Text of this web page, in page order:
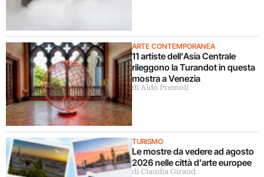
ARTE CONTEMPORANEA
11 artiste dell’Asia Centrale
rileggono la Turandot in questa
mostra a Venezia
di Aldo Premoli
TURISMO
Le mostre da vedere ad agosto
2026 nelle città d’arte europee
di Claudia Giraud